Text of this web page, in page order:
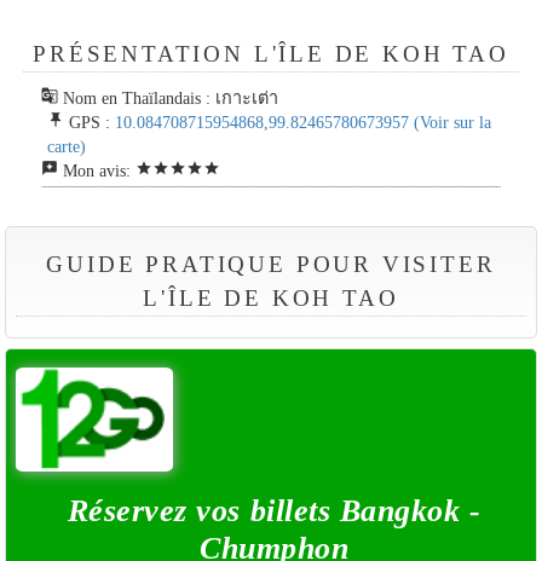
PRÉSENTATION L'ÎLE DE KOH TAO
g_translate Nom en Thaïlandais : เกาะเต่า
push_pin GPS : 10.084708715954868,99.82465780673957 (Voir sur la
carte)
reviews Mon avis: starstarstarstarstar
GUIDE PRATIQUE POUR VISITER
L'ÎLE DE KOH TAO
Réservez vos billets Bangkok -
Chumphon